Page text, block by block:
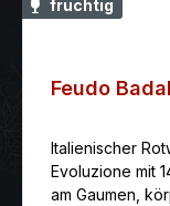
fruchtig
Feudo
Italienischer
Evoluzione mit
am Gaumen,